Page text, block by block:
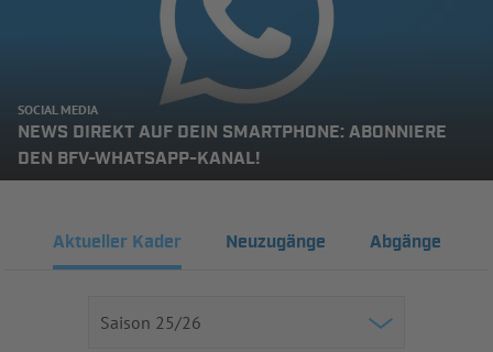
SOCIAL MEDIA
NEWS DIREKT AUF DEIN SMARTPHONE: ABONNIERE
DEN BFV-WHATSAPP-KANAL!
Aktueller Kader Neuzugänge Abgänge